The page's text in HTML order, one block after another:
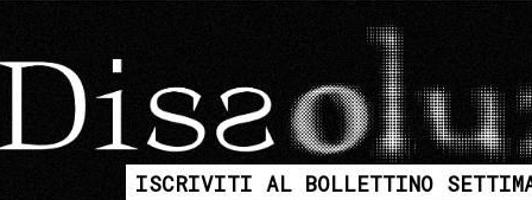
ISCRIVITI AL BOLLETTINO